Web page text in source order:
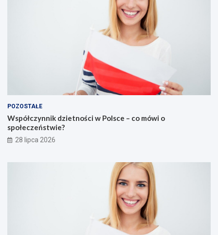
POZOSTAŁE
Współczynnik dzietności w Polsce – co mówi o
społeczeństwie?
28 lipca 2026